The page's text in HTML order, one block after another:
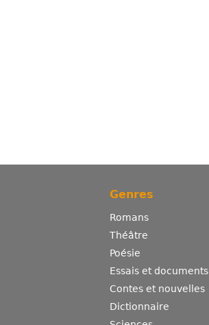
Genres
Romans
Théâtre
Poésie
Essais et documents
Contes et nouvelles
Dictionnaire